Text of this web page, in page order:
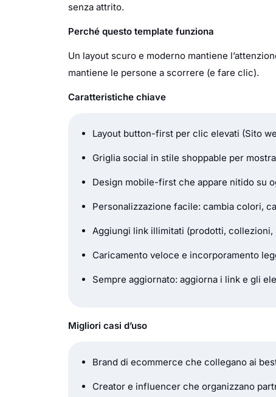
senza attrito.
Perché questo template funziona
Un layout scuro e moderno mantiene
mantiene le persone a scorrere (e fare clic).
Caratteristiche chiave
Layout button-first per clic elevati (Sito
Griglia social in stile shoppable per
Design mobile-first che appare nitido su
Personalizzazione facile: cambia colori,
Aggiungi link illimitati (prodotti,
Caricamento veloce e incorporamento
Sempre aggiornato: aggiorna i link e gli
Migliori casi d’uso
Brand di ecommerce che collegano ai
Creator e influencer che organizzano